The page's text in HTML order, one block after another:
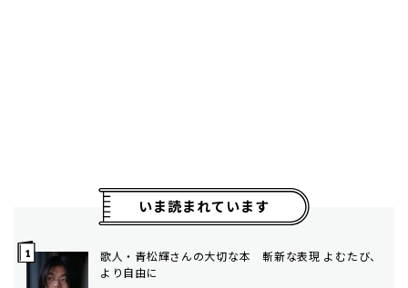
いま読まれています
歌人・青松輝さんの大切な本 斬新な表現 よむたび、
より自由に